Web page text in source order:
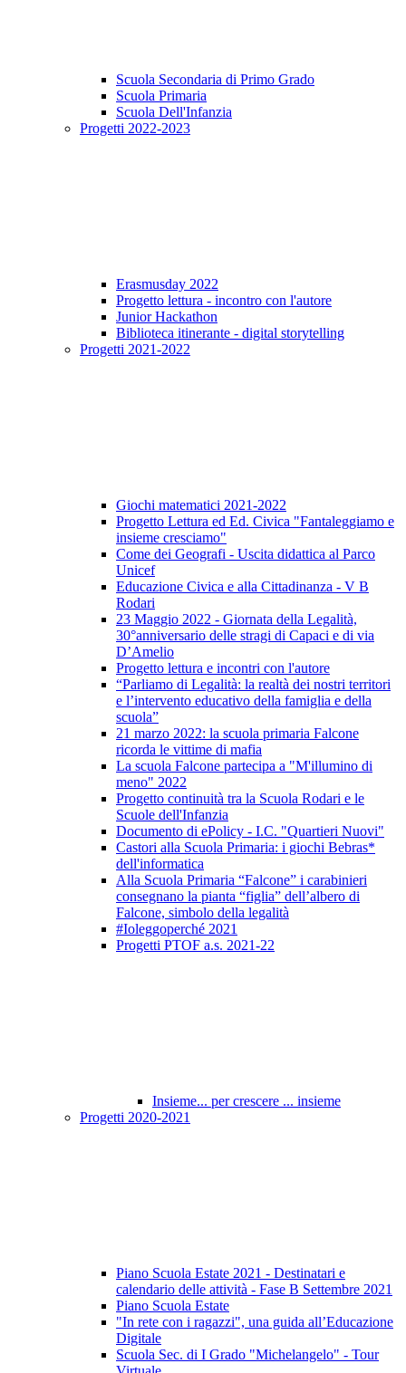
Scuola Secondaria di Primo Grado
Scuola Primaria
Scuola Dell'Infanzia
Progetti 2022-2023
Erasmusday 2022
Progetto lettura - incontro con l'autore
Junior Hackathon
Biblioteca itinerante - digital storytelling
Progetti 2021-2022
Giochi matematici 2021-2022
Progetto Lettura ed Ed. Civica "Fantaleggiamo e
insieme cresciamo"
Come dei Geografi - Uscita didattica al Parco
Unicef
Educazione Civica e alla Cittadinanza - V B
Rodari
23 Maggio 2022 - Giornata della Legalità,
30°anniversario delle stragi di Capaci e di via
D’Amelio
Progetto lettura e incontri con l'autore
“Parliamo di Legalità: la realtà dei nostri territori
e l’intervento educativo della famiglia e della
scuola”
21 marzo 2022: la scuola primaria Falcone
ricorda le vittime di mafia
La scuola Falcone partecipa a "M'illumino di
meno" 2022
Progetto continuità tra la Scuola Rodari e le
Scuole dell'Infanzia
Documento di ePolicy - I.C. "Quartieri Nuovi"
Castori alla Scuola Primaria: i giochi Bebras*
dell'informatica
Alla Scuola Primaria “Falcone” i carabinieri
consegnano la pianta “figlia” dell’albero di
Falcone, simbolo della legalità
#Ioleggoperché 2021
Progetti PTOF a.s. 2021-22
Insieme... per crescere ... insieme
Progetti 2020-2021
Piano Scuola Estate 2021 - Destinatari e
calendario delle attività - Fase B Settembre 2021
Piano Scuola Estate
"In rete con i ragazzi", una guida all’Educazione
Digitale
Scuola Sec. di I Grado "Michelangelo" - Tour